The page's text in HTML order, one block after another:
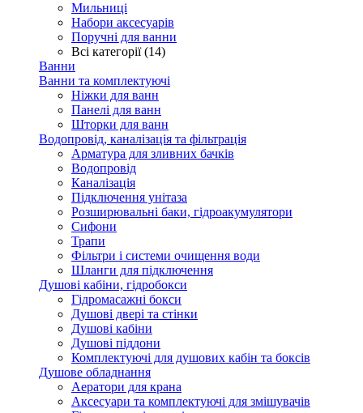
Мильниці
Набори аксесуарів
Поручні для ванни
Всі категорії (14)
Ванни
Ванни та комплектуючі
Ніжки для ванн
Панелі для ванн
Шторки для ванн
Водопровід, каналізація та фільтрація
Арматура для зливних бачків
Водопровід
Каналізація
Підключення унітаза
Розширювальні баки, гідроакумулятори
Сифони
Трапи
Фільтри і системи очищення води
Шланги для підключення
Душові кабіни, гідробокси
Гідромасажні бокси
Душові двері та стінки
Душові кабіни
Душові піддони
Комплектуючі для душових кабін та боксів
Душове обладнання
Аератори для крана
Аксесуари та комплектуючі для змішувачів